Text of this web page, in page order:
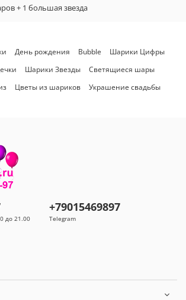
+ 1 большая звезда
День рождения Bubble
Шарики Цифры
Шарики Звезды
Светящиеся шары
Цветы из шариков Украшение свадьбы
до 21.00
+79015469897
Telegram